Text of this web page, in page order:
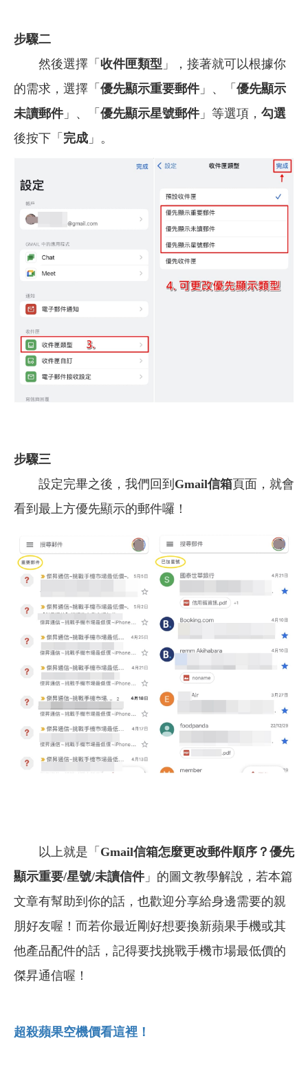
步驟二
然後選擇「 收件匣類型 」，接著就可以根據你
的需求，選擇「 優先顯示重要郵件」、「 優先顯示
未讀郵件」、「 優先顯示星號郵件」等選項， 勾選
後按下「 完成 」。
步驟三
設定完畢之後，我們回到 Gmail信箱頁面，就會
看到最上方優先顯示的郵件囉！
以上就是「 Gmail信箱怎麼更改郵件順序？優先
顯示重要/星號/未讀信件」的圖文教學解說， 若本篇
文章有幫助到你的話，也歡迎分享給身邊需要的親
朋好友喔！而若你最近剛好想要換新蘋果手機或其
他產品配件的話，記得要找挑戰手機市場最低價的
傑昇通信喔！
超殺蘋果空機價看這裡！